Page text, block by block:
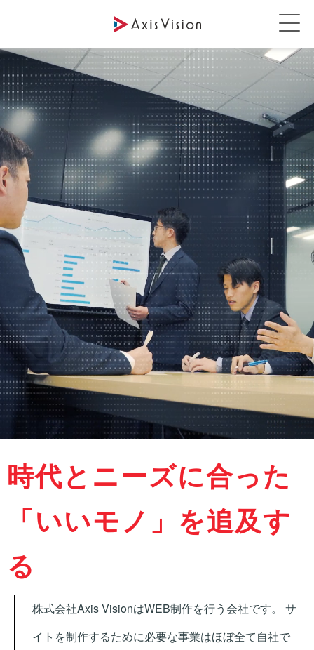
時代とニーズに合った
「いいモノ」を追及す
る
株式会社Axis VisionはWEB制作を行う会社です。
サ
イトを制作するために必要な事業はほぼ全て自社で